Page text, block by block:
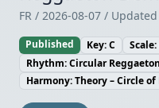
FR / 2026-08-07 /
Published Key: C
Rhythm: Circular
Harmony: Theory – Circle